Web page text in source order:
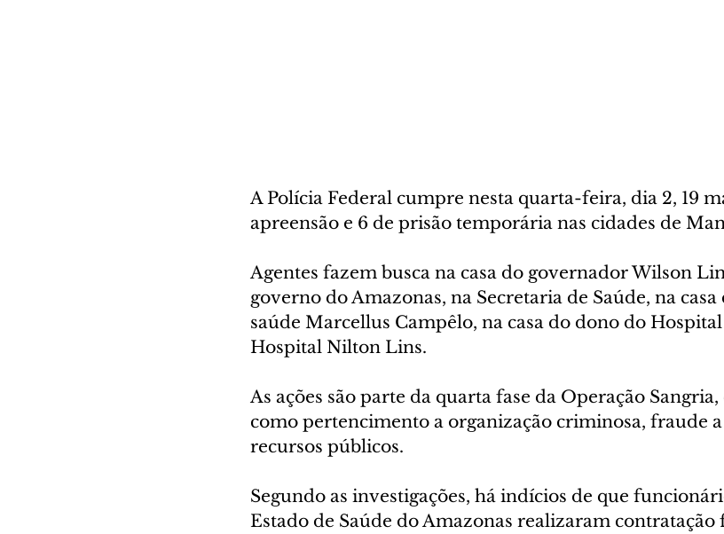
A Polícia Federal cumpre nesta quarta-feira, dia 2, 19
apreensão e 6 de prisão temporária nas cidades de
Agentes fazem busca na casa do governador Wilson
governo do Amazonas, na Secretaria de Saúde, na
saúde Marcellus Campêlo, na casa do dono do
Hospital Nilton Lins.
As ações são parte da quarta fase da Operação
como pertencimento a organização criminosa, fraude
recursos públicos.
Segundo as investigações, há indícios de que
Estado de Saúde do Amazonas realizaram